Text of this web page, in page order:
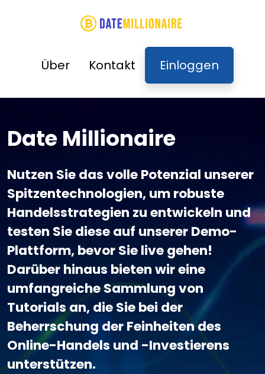
Über Kontakt Einloggen
Date Millionaire
Nutzen Sie das volle Potenzial unserer
Spitzentechnologien, um robuste
Handelsstrategien zu entwickeln und
testen Sie diese auf unserer Demo-
Plattform, bevor Sie live gehen!
Darüber hinaus bieten wir eine
umfangreiche Sammlung von
Tutorials an, die Sie bei der
Beherrschung der Feinheiten des
Online-Handels und -Investierens
unterstützen.